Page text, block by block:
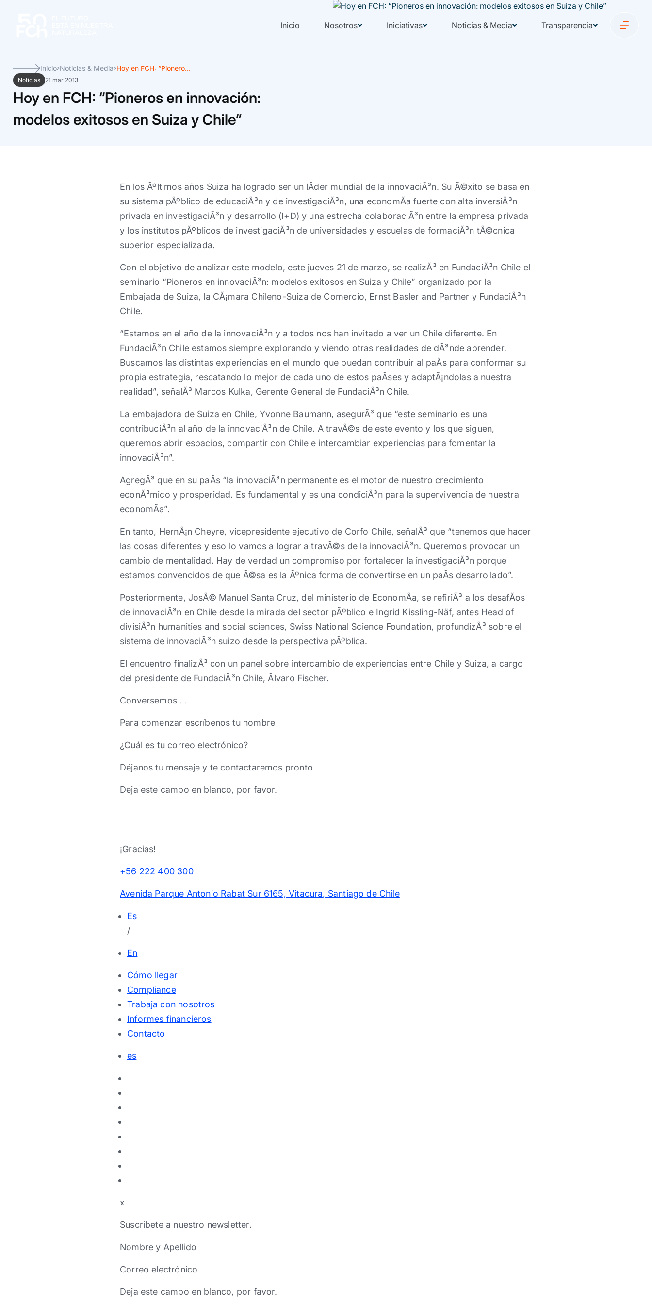
Inicio Nosotros Iniciativas Noticias & Media Transparencia
Inicio Noticias & Media Hoy en FCH: “Pionero...
Noticias 21 mar 2013
Hoy en FCH: “Pioneros en innovación:
modelos exitosos en Suiza y Chile”
En los Ãºltimos años Suiza ha logrado ser un lÃ­der mundial de la innovaciÃ³n. Su Ã©xito se basa en
su sistema pÃºblico de educaciÃ³n y de investigaciÃ³n, una economÃ­a fuerte con alta inversiÃ³n
privada en investigaciÃ³n y desarrollo (I+D) y una estrecha colaboraciÃ³n entre la empresa privada
y los institutos pÃºblicos de investigaciÃ³n de universidades y escuelas de formaciÃ³n tÃ©cnica
superior especializada.
Con el objetivo de analizar este modelo, este jueves 21 de marzo, se realizÃ³ en FundaciÃ³n Chile el
seminario “Pioneros en innovaciÃ³n: modelos exitosos en Suiza y Chile” organizado por la
Embajada de Suiza, la CÃ¡mara Chileno-Suiza de Comercio, Ernst Basler and Partner y FundaciÃ³n
Chile.
“Estamos en el año de la innovaciÃ³n y a todos nos han invitado a ver un Chile diferente. En
FundaciÃ³n Chile estamos siempre explorando y viendo otras realidades de dÃ³nde aprender.
Buscamos las distintas experiencias en el mundo que puedan contribuir al paÃ­s para conformar su
propia estrategia, rescatando lo mejor de cada uno de estos paÃ­ses y adaptÃ¡ndolas a nuestra
realidad”, señalÃ³ Marcos Kulka, Gerente General de FundaciÃ³n Chile.
La embajadora de Suiza en Chile, Yvonne Baumann, asegurÃ³ que “este seminario es una
contribuciÃ³n al año de la innovaciÃ³n de Chile. A travÃ©s de este evento y los que siguen,
queremos abrir espacios, compartir con Chile e intercambiar experiencias para fomentar la
innovaciÃ³n”.
AgregÃ³ que en su paÃ­s “la innovaciÃ³n permanente es el motor de nuestro crecimiento
econÃ³mico y prosperidad. Es fundamental y es una condiciÃ³n para la supervivencia de nuestra
economÃ­a”.
En tanto, HernÃ¡n Cheyre, vicepresidente ejecutivo de Corfo Chile, señalÃ³ que “tenemos que hacer
las cosas diferentes y eso lo vamos a lograr a travÃ©s de la innovaciÃ³n. Queremos provocar un
cambio de mentalidad. Hay de verdad un compromiso por fortalecer la investigaciÃ³n porque
estamos convencidos de que Ã©sa es la Ãºnica forma de convertirse en un paÃ­s desarrollado”.
Posteriormente, JosÃ© Manuel Santa Cruz, del ministerio de EconomÃ­a, se refiriÃ³ a los desafÃ­os
de innovaciÃ³n en Chile desde la mirada del sector pÃºblico e Ingrid Kissling-Näf, antes Head of
divisiÃ³n humanities and social sciences, Swiss National Science Foundation, profundizÃ³ sobre el
sistema de innovaciÃ³n suizo desde la perspectiva pÃºblica.
El encuentro finalizÃ³ con un panel sobre intercambio de experiencias entre Chile y Suiza, a cargo
del presidente de FundaciÃ³n Chile, Ãlvaro Fischer.
Conversemos …
Para comenzar escríbenos tu nombre
¿Cuál es tu correo electrónico?
Déjanos tu mensaje y te contactaremos pronto.
Deja este campo en blanco, por favor.
¡Gracias!
+56 222 400 300
Avenida Parque Antonio Rabat Sur 6165, Vitacura, Santiago de Chile
Es
/
En
Cómo llegar
Compliance
Trabaja con nosotros
Informes financieros
Contacto
es
x
Suscríbete a nuestro newsletter.
Nombre y Apellido
Correo electrónico
Deja este campo en blanco, por favor.